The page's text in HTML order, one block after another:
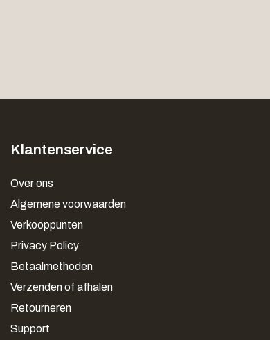
Klantenservice
Over ons
Algemene voorwaarden
Verkooppunten
Privacy Policy
Betaalmethoden
Verzenden of afhalen
Retourneren
Support